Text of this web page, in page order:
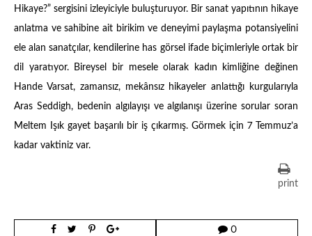
Hikaye?” sergisini izleyiciyle buluşturuyor. Bir sanat yapıtının hikaye
anlatma ve sahibine ait birikim ve deneyimi paylaşma potansiyelini
ele alan sanatçılar, kendilerine has görsel ifade biçimleriyle ortak bir
dil yaratıyor. Bireysel bir mesele olarak kadın kimliğine değinen
Hande Varsat, zamansız, mekânsız hikayeler anlattığı kurgularıyla
Aras Seddigh, bedenin algılayışı ve algılanışı üzerine sorular soran
Meltem Işık gayet başarılı bir iş çıkarmış. Görmek için 7 Temmuz’a
kadar vaktiniz var.
print
0